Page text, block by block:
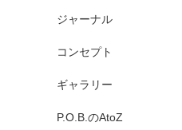
ジャーナル
コンセプト
ギャラリー
P.O.B.のAtoZ